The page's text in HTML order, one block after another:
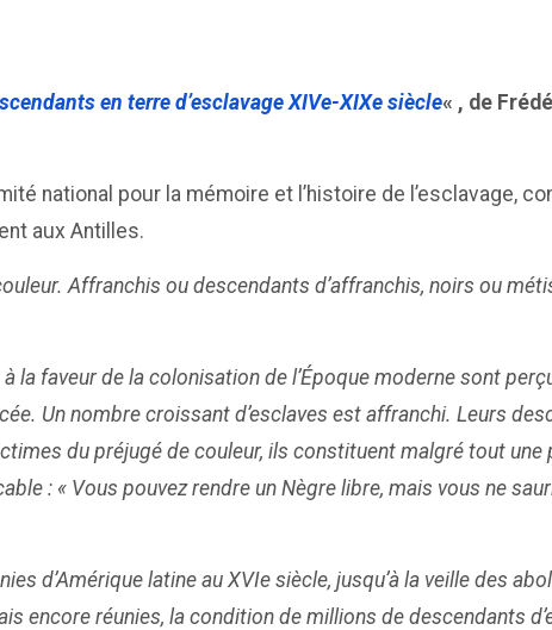
en terre d’esclavage XIVe-XIXe siècle« , de
national pour la mémoire et l’histoire de l’esclavage,
aux Antilles.
Affranchis ou descendants d’affranchis, noirs ou
la faveur de la colonisation de l’Époque moderne sont
Un nombre croissant d’esclaves est affranchi. Leurs
du préjugé de couleur, ils constituent malgré tout une
: « Vous pouvez rendre un Nègre libre, mais vous ne
d’Amérique latine au XVIe siècle, jusqu’à la veille des
encore réunies, la condition de millions de descendants